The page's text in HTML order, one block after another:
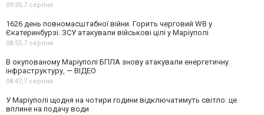
09:35,7 серпня
1626 день повномасштабної війни. Горить черговий WB у
Єкатеринбурзі. ЗСУ атакували військові цілі у Маріуполі
08:55,7 серпня
В окупованому Маріуполі БПЛА знову атакували енергетичну
інфраструктуру, — ВІДЕО
08:47,7 серпня
У Маріуполі щодня на чотири години відключатимуть світло: це
вплине на подачу води